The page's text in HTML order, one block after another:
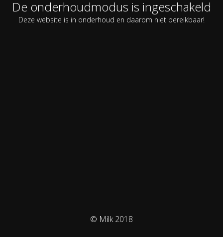
De onderhoudmodus is ingeschakeld
Deze website is in onderhoud en daarom niet bereikbaar!
© Milk 2018